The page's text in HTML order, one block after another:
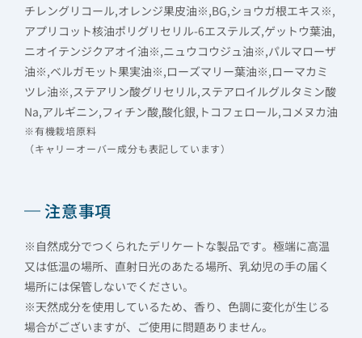
チレングリコール,オレンジ果皮油※,BG,ショウガ根エキス※,
アプリコット核油ポリグリセリル-6エステルズ,ゲットウ葉油,
ニオイテンジクアオイ油※,ニュウコウジュ油※,パルマローザ
油※,ベルガモット果実油※,ローズマリー葉油※,ローマカミ
ツレ油※,ステアリン酸グリセリル,ステアロイルグルタミン酸
Na,アルギニン,フィチン酸,酸化銀,トコフェロール,コメヌカ油
※有機栽培原料
（キャリーオーバー成分も表記しています）
注意事項
※自然成分でつくられたデリケートな製品です。極端に高温
又は低温の場所、直射日光のあたる場所、乳幼児の手の届く
場所には保管しないでください。
※天然成分を使用しているため、香り、色調に変化が生じる
場合がございますが、ご使用に問題ありません。